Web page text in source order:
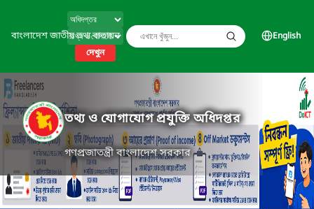
বাংলাদেশ জাতীয় তথ্য বাতায়ন
দেখুন
English
তথ্য ও যোগাযোগ প্রযুক্তি অধিদপ্তর
গণপ্রজাতন্ত্রী বাংলাদেশ সরকার